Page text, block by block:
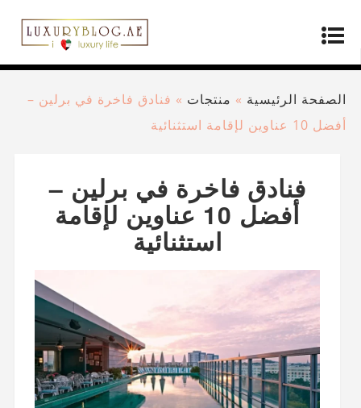
الصفحة الرئيسية » منتجات » فنادق فاخرة في برلين –
أفضل 10 عناوين لإقامة استثنائية
فنادق فاخرة في برلين –
أفضل 10 عناوين لإقامة
استثنائية